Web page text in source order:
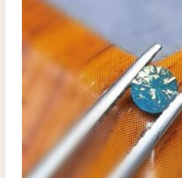
du site et ne peuvent pas être désactivés.
Analytics
Ces cookies nous permettent de
d'améliorer nos contenus (Google
Ces cookies servent à vous proposer
adaptées à vos centres d'intérêt.